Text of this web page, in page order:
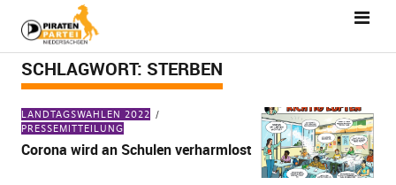
SCHLAGWORT: STERBEN
LANDTAGSWAHLEN 2022
PRESSEMITTEILUNG
Corona wird an Schulen verharmlost